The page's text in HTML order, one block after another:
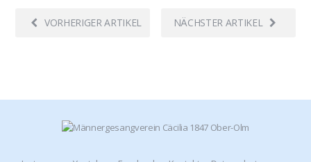
VORHERIGER ARTIKEL NÄCHSTER ARTIKEL